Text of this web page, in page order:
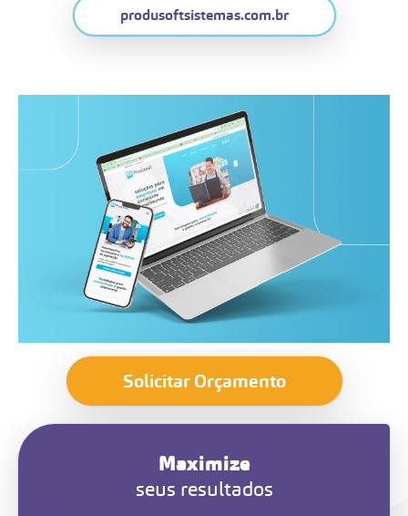
produsoftsistemas.com.br
Solicitar Orçamento
Maximize
seus resultados